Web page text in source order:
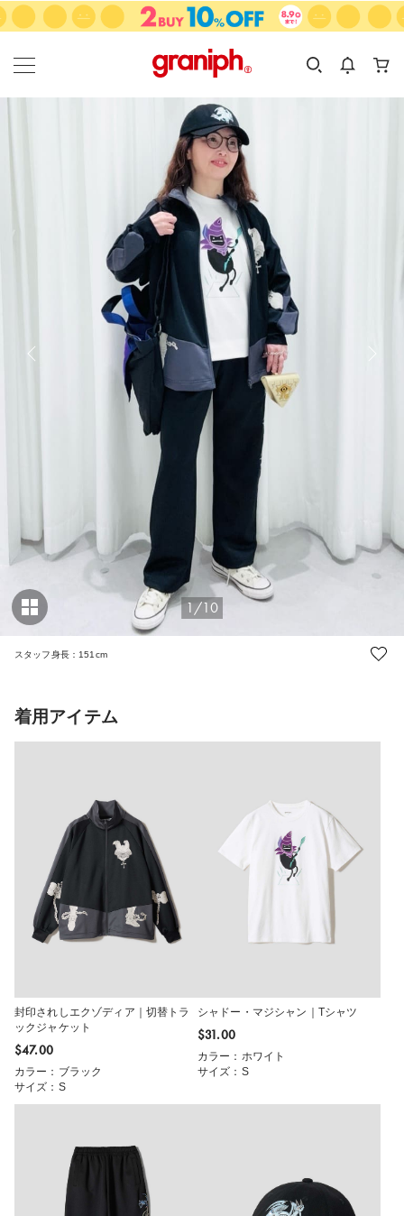
カテゴリーから探す
KIDS
カテゴリ
サイズ
1/10
スタッフ身長：151cm
着用アイテム
封印されしエクゾディア｜切替トラ
ックジャケット
$‌47.00
カラー：ブラック
サイズ：S
シャドー・マジシャン｜Tシャツ
$‌31.00
カラー：ホワイト
サイズ：S